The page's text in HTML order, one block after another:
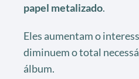
papel metalizado.
Eles aumentam o
diminuem o total
álbum.